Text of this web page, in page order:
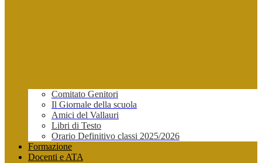
Comitato Genitori
Il Giornale della scuola
Amici del Vallauri
Libri di Testo
Orario Definitivo classi 2025/2026
Formazione
Docenti e ATA